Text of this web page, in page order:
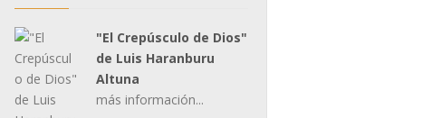
"El Crepúsculo de Dios"
de Luis Haranburu
Altuna
más información...